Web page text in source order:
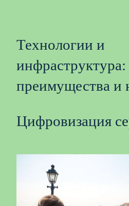
Технологии и
инфраструктура:
преимущества и
Цифровизация